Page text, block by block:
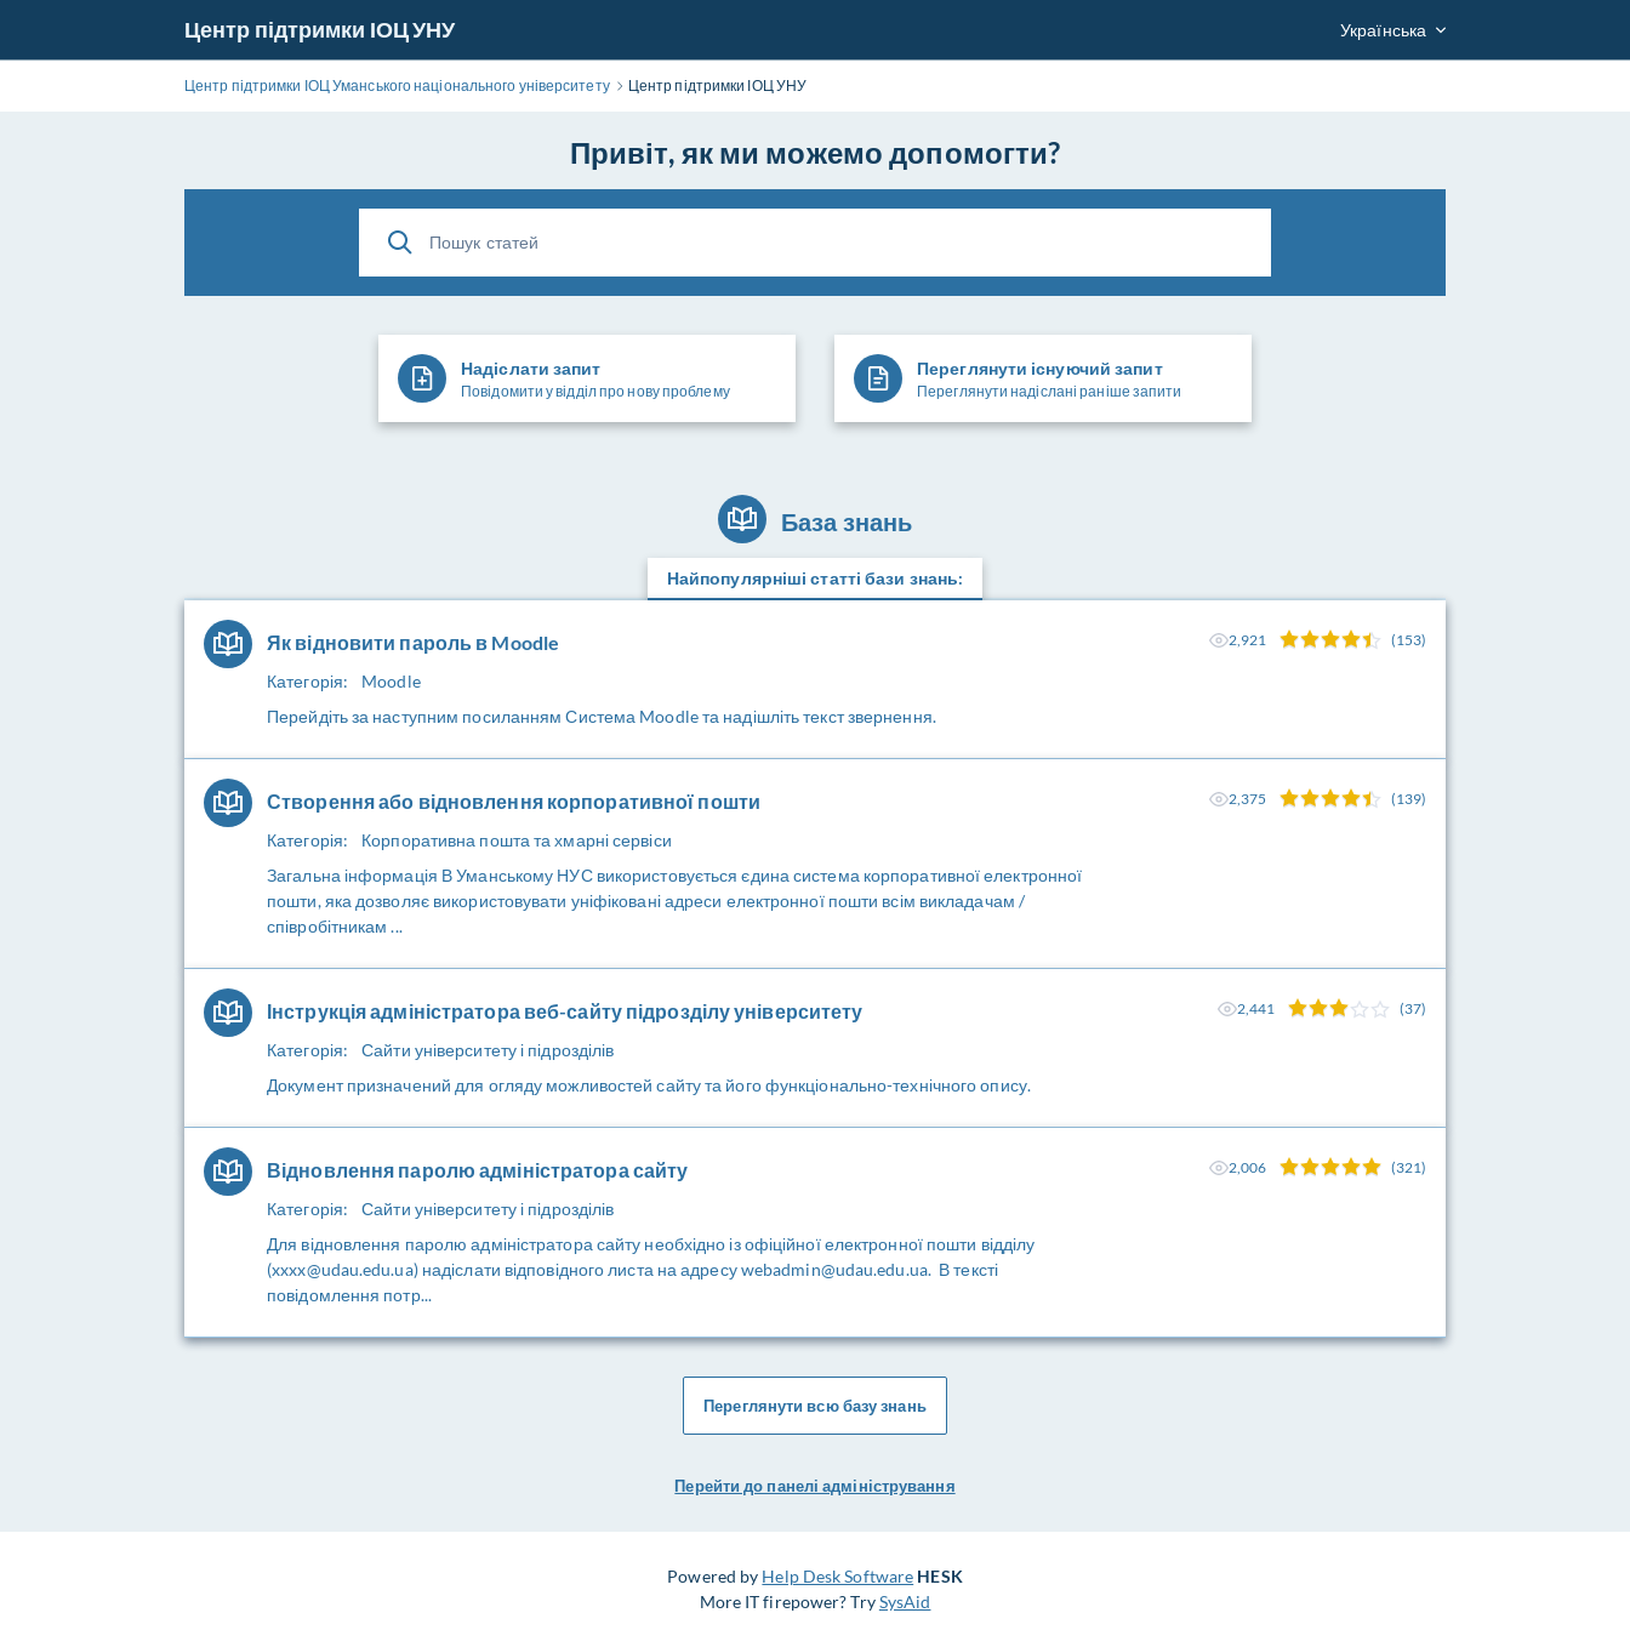
Центр підтримки ІОЦ УНУ Українська
Центр підтримки ІОЦ Уманського національного університету Центр підтримки ІОЦ УНУ
Привіт, як ми можемо допомогти?
Надіслати запит
Повідомити у відділ про нову проблему
Переглянути існуючий запит
Переглянути надіслані раніше запити
База знань
Найпопулярніші статті бази знань:
Як відновити пароль в Moodle
Категорія:
Moodle
Перейдіть за наступним посиланням Система Moodle та надішліть текст звернення.
2,921 (153)
Створення або відновлення корпоративної пошти
Категорія:
Корпоративна пошта та хмарні сервіси
Загальна інформація В Уманському НУС використовується єдина система корпоративної електронної
пошти, яка дозволяє використовувати уніфіковані адреси електронної пошти всім викладачам /
співробітникам ...
2,375 (139)
Інструкція адміністратора веб-сайту підрозділу університету
Категорія:
Сайти університету і підрозділів
Документ призначений для огляду можливостей сайту та його функціонально-технічного опису.
2,441 (37)
Відновлення паролю адміністратора сайту
Категорія:
Сайти університету і підрозділів
Для відновлення паролю адміністратора сайту необхідно із офіційної електронної пошти відділу
(xxxx@udau.edu.ua) надіслати відповідного листа на адресу webadmin@udau.edu.ua. В тексті
повідомлення потр...
2,006 (321)
Переглянути всю базу знань
Перейти до панелі адміністрування
Powered by Help Desk Software HESK
More IT firepower? TrySysAid